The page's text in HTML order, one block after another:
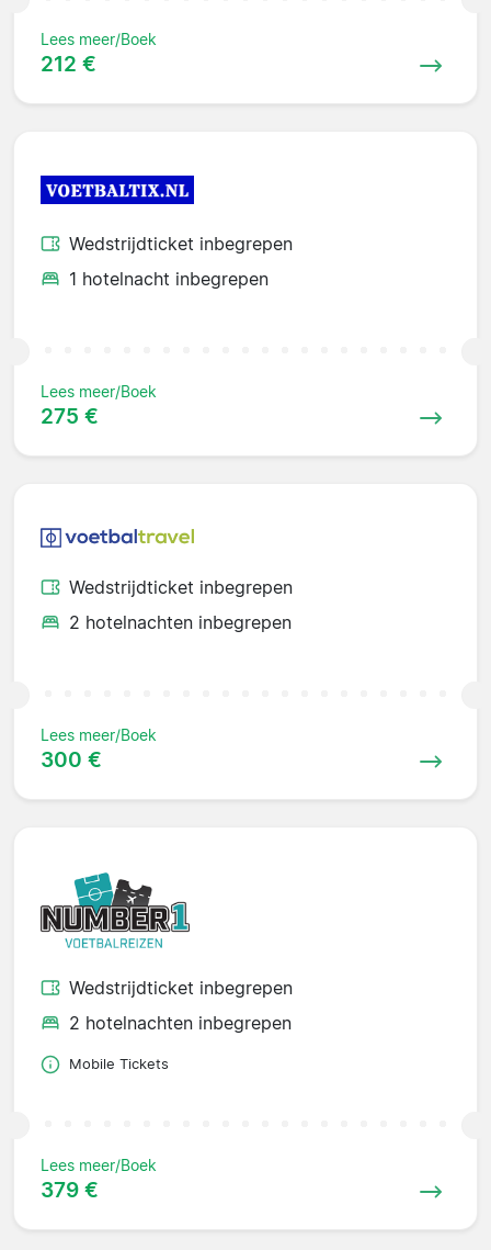
Lees meer/Boek
212 €
Wedstrijdticket inbegrepen
1 hotelnacht inbegrepen
Lees meer/Boek
275 €
Wedstrijdticket inbegrepen
2 hotelnachten inbegrepen
Lees meer/Boek
300 €
Wedstrijdticket inbegrepen
2 hotelnachten inbegrepen
Mobile Tickets
Lees meer/Boek
379 €